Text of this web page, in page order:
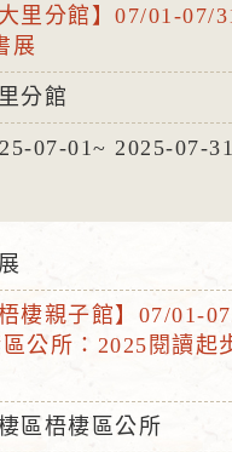
大里分館】07/01-07/
展
分館
07-01~ 2025-07-31
梧棲親子館】07/01-
公所：2025閱讀起
區梧棲區公所